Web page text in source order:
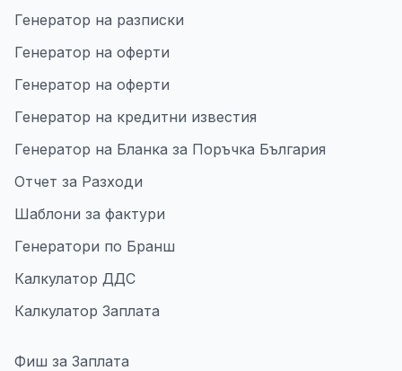
Генератор на разписки
Генератор на оферти
Генератор на оферти
Генератор на кредитни известия
Генератор на Бланка за Поръчка България
Отчет за Разходи
Шаблони за фактури
Генератори по Бранш
Калкулатор ДДС
Калкулатор Заплата
Фиш за Заплата